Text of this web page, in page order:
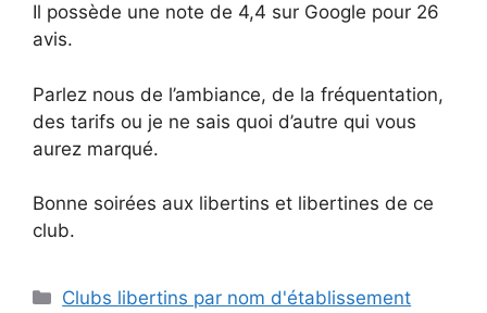
Il possède une note de 4,4 sur Google pour 26
avis.
Parlez nous de l’ambiance, de la fréquentation,
des tarifs ou je ne sais quoi d’autre qui vous
aurez marqué.
Bonne soirées aux libertins et libertines de ce
club.
Catégories
Clubs libertins par nom d'établissement